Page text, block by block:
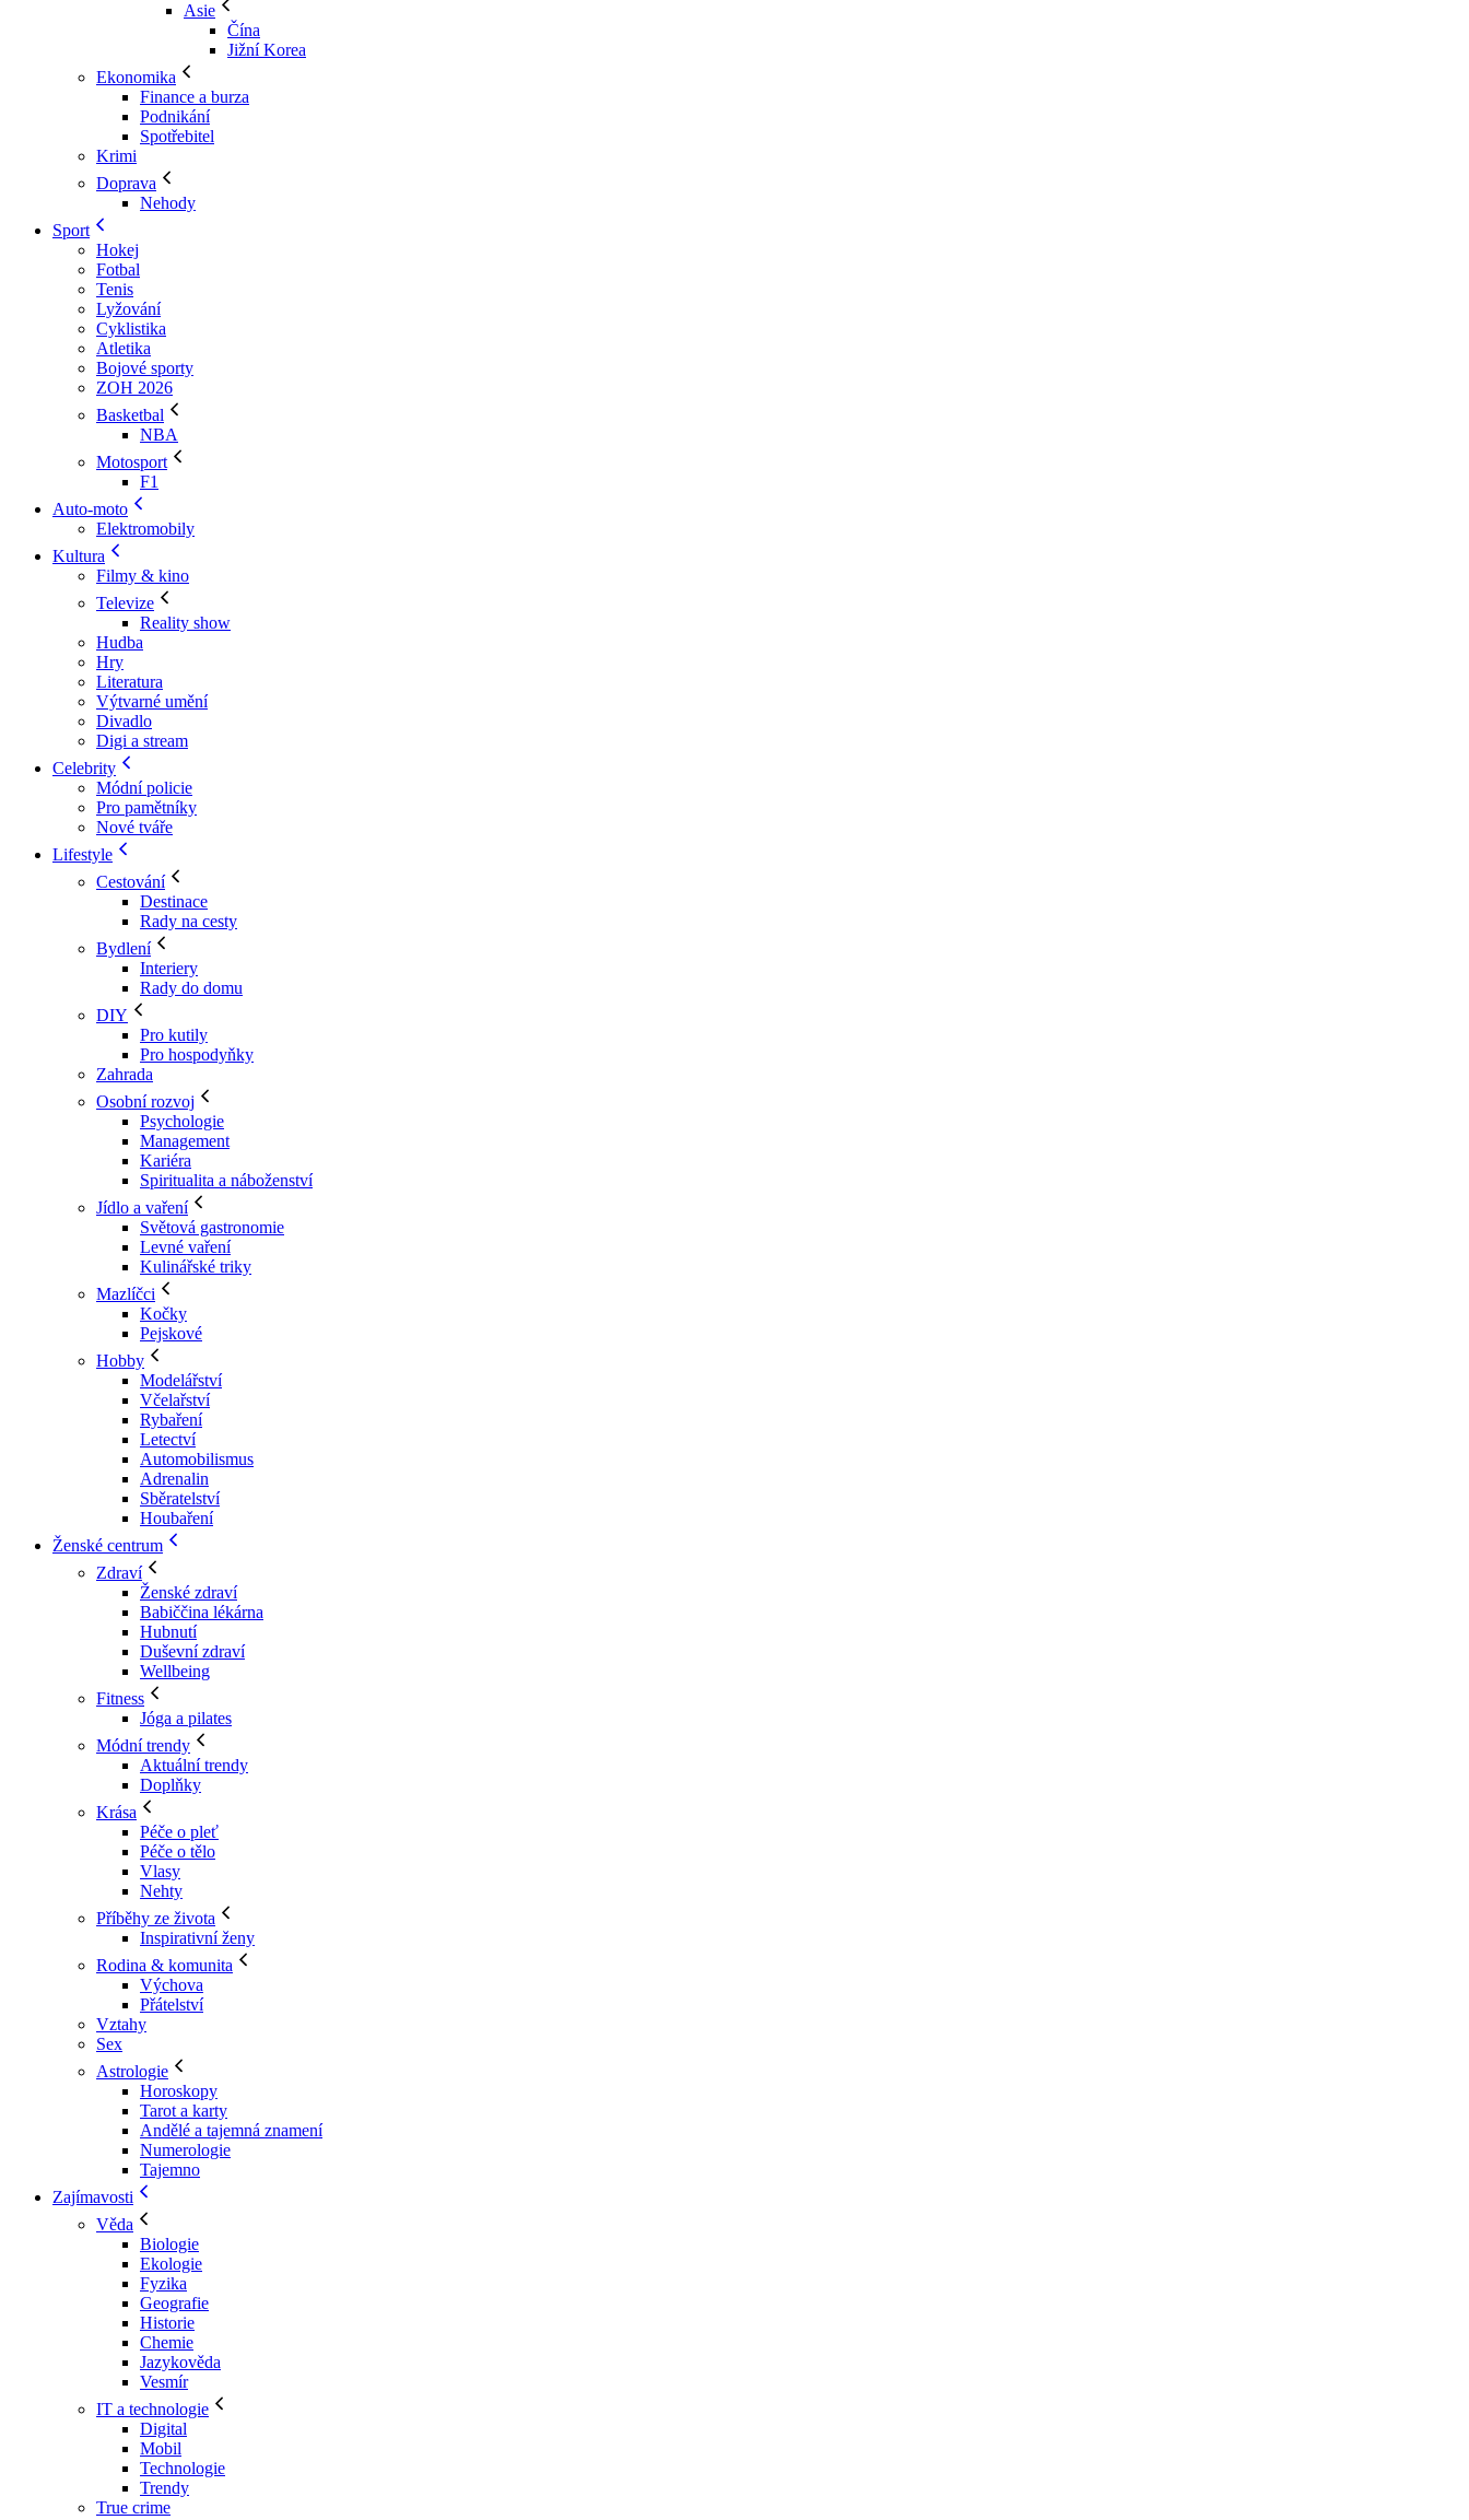
Asie
Čína
Jižní Korea
Ekonomika
Finance a burza
Podnikání
Spotřebitel
Krimi
Doprava
Nehody
Sport
Hokej
Fotbal
Tenis
Lyžování
Cyklistika
Atletika
Bojové sporty
ZOH 2026
Basketbal
NBA
Motosport
F1
Auto-moto
Elektromobily
Kultura
Filmy & kino
Televize
Reality show
Hudba
Hry
Literatura
Výtvarné umění
Divadlo
Digi a stream
Celebrity
Módní policie
Pro pamětníky
Nové tváře
Lifestyle
Cestování
Destinace
Rady na cesty
Bydlení
Interiery
Rady do domu
DIY
Pro kutily
Pro hospodyňky
Zahrada
Osobní rozvoj
Psychologie
Management
Kariéra
Spiritualita a náboženství
Jídlo a vaření
Světová gastronomie
Levné vaření
Kulinářské triky
Mazlíčci
Kočky
Pejskové
Hobby
Modelářství
Včelařství
Rybaření
Letectví
Automobilismus
Adrenalin
Sběratelství
Houbaření
Ženské centrum
Zdraví
Ženské zdraví
Babiččina lékárna
Hubnutí
Duševní zdraví
Wellbeing
Fitness
Jóga a pilates
Módní trendy
Aktuální trendy
Doplňky
Krása
Péče o pleť
Péče o tělo
Vlasy
Nehty
Příběhy ze života
Inspirativní ženy
Rodina & komunita
Výchova
Přátelství
Vztahy
Sex
Astrologie
Horoskopy
Tarot a karty
Andělé a tajemná znamení
Numerologie
Tajemno
Zajímavosti
Věda
Biologie
Ekologie
Fyzika
Geografie
Historie
Chemie
Jazykověda
Vesmír
IT a technologie
Digital
Mobil
Technologie
Trendy
True crime